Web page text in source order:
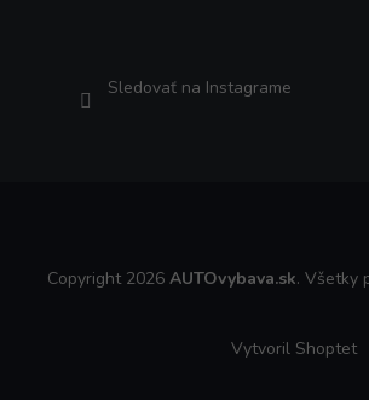
Sledovať na Instagrame
Copyright 2026 AUTOvybava.sk. Všetky
Vytvoril Shoptet